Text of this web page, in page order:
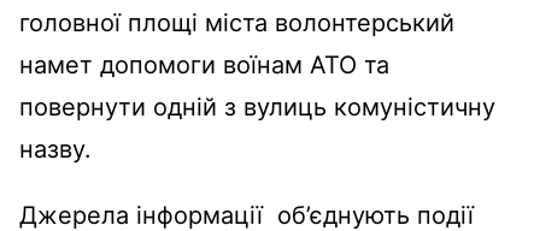
головної площі міста волонтерський
намет допомоги воїнам АТО та
повернути одній з вулиць комуністичну
назву.
Джерела інформації об’єднують події